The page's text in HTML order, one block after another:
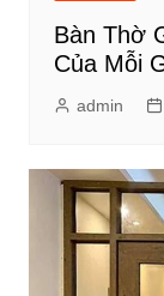
Bàn Thờ
Của Mỗi
admin